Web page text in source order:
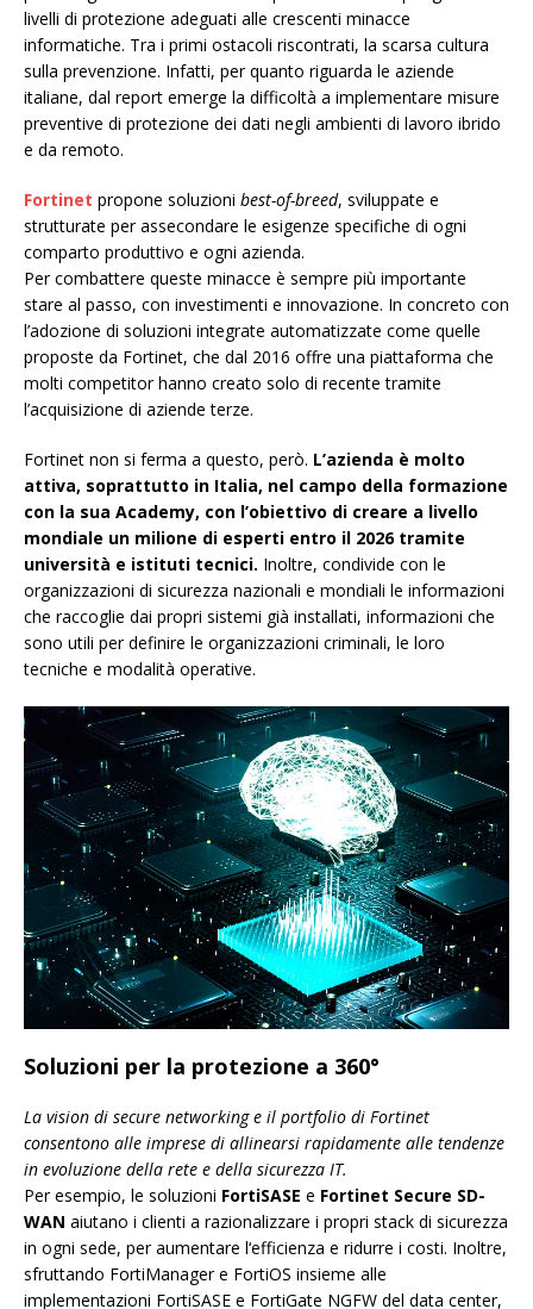
livelli di protezione adeguati alle crescenti minacce
informatiche. Tra i primi ostacoli riscontrati, la scarsa cultura
sulla prevenzione. Infatti, per quanto riguarda le aziende
italiane, dal report emerge la difficoltà a implementare misure
preventive di protezione dei dati negli ambienti di lavoro ibrido
e da remoto.
Fortinet propone soluzioni best-of-breed, sviluppate e
strutturate per assecondare le esigenze specifiche di ogni
comparto produttivo e ogni azienda.
Per combattere queste minacce è sempre più importante
stare al passo, con investimenti e innovazione. In concreto con
l’adozione di soluzioni integrate automatizzate come quelle
proposte da Fortinet, che dal 2016 offre una piattaforma che
molti competitor hanno creato solo di recente tramite
l’acquisizione di aziende terze.
Fortinet non si ferma a questo, però. L’azienda è molto
attiva, soprattutto in Italia, nel campo della formazione
con la sua Academy, con l’obiettivo di creare a livello
mondiale un milione di esperti entro il 2026 tramite
università e istituti tecnici. Inoltre, condivide con le
organizzazioni di sicurezza nazionali e mondiali le informazioni
che raccoglie dai propri sistemi già installati, informazioni che
sono utili per definire le organizzazioni criminali, le loro
tecniche e modalità operative.
Soluzioni per la protezione a 360°
La vision di secure networking e il portfolio di Fortinet
consentono alle imprese di allinearsi rapidamente alle tendenze
in evoluzione della rete e della sicurezza IT.
Per esempio, le soluzioni FortiSASE e Fortinet Secure SD-
WAN aiutano i clienti a razionalizzare i propri stack di sicurezza
in ogni sede, per aumentare l‘efficienza e ridurre i costi. Inoltre,
sfruttando FortiManager e FortiOS insieme alle
implementazioni FortiSASE e FortiGate NGFW del data center,